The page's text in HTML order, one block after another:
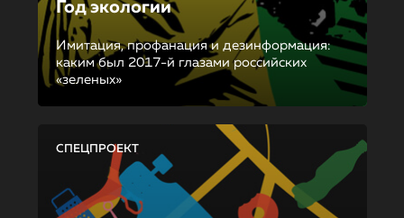
Год экологии
Имитация, профанация и дезинформация:
каким был 2017-й глазами российских
«зеленых»
СПЕЦПРОЕКТ